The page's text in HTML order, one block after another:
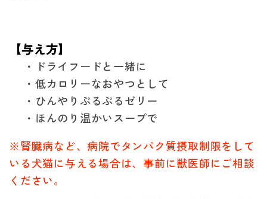
【与え方】
・ドライフードと一緒に
・低カロリーなおやつとして
・ひんやりぷるぷるゼリー
・ほんのり温かいスープで
※腎臓病など、病院でタンパク質摂取制限をして
いる犬猫に与える場合は、事前に獣医師にご相談
ください。